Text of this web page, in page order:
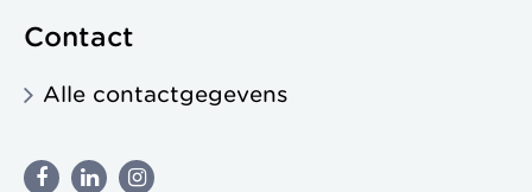
Contact
Alle contactgegevens